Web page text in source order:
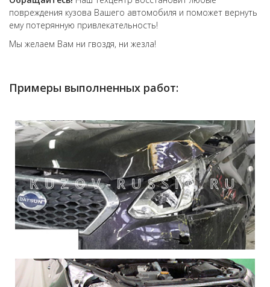
повреждения кузова Вашего автомобиля и поможет вернуть
ему потерянную привлекательность!
Мы желаем Вам ни гвоздя, ни жезла!
Примеры выполненных работ: